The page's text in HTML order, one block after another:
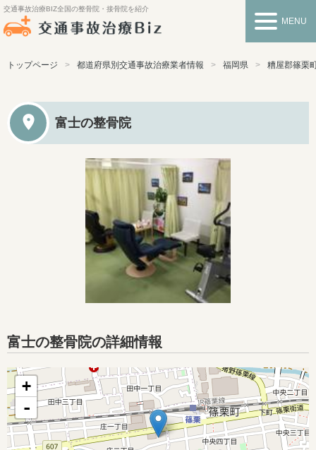
交通事故治療BIZ全国の整骨院・接骨院を紹介
MENU
トップページ 都道府県別交通事故治療業者情報 福岡県 糟屋郡篠栗
富士の整骨院
富士の整骨院の詳細情報
+
-